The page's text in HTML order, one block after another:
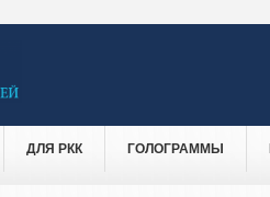
ДЛЯ РКК ГОЛОГРАММЫ